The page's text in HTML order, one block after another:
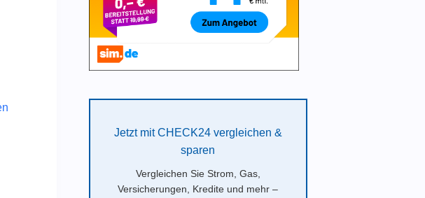
Jetzt mit CHECK24 vergleichen &
sparen
Vergleichen Sie Strom, Gas,
Versicherungen, Kredite und mehr –